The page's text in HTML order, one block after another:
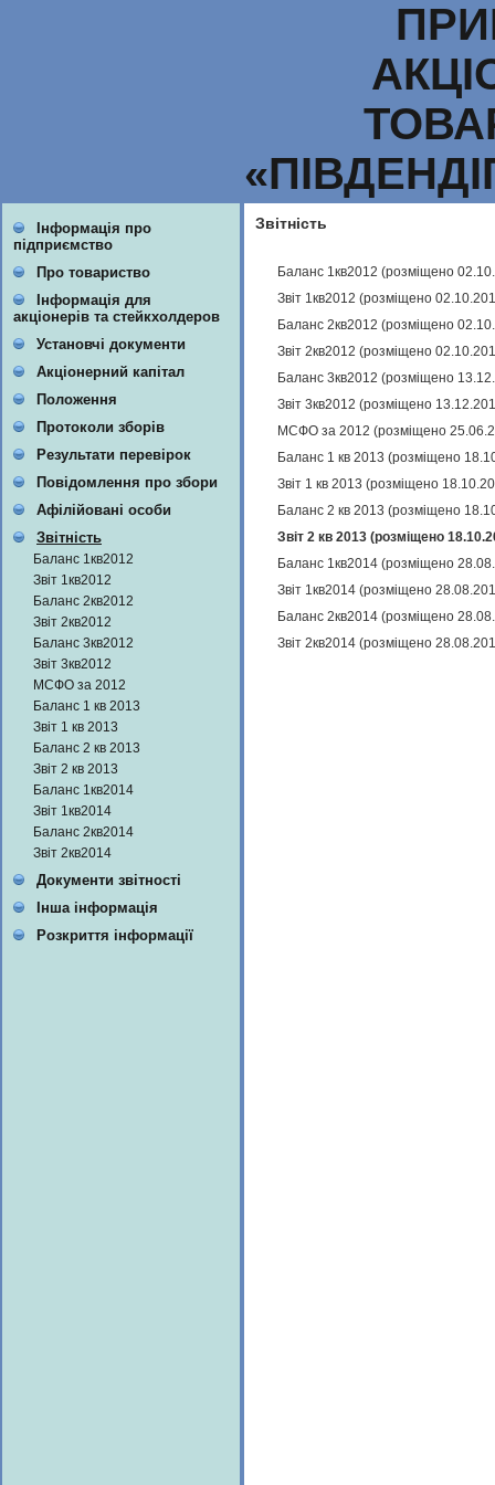
Інформація про
підприємство
Про товариство
Інформація для
акціонерів та стейкхолдеров
Установчі документи
Акціонерний капітал
Положення
Протоколи зборів
Результати перевірок
Повідомлення про збори
Афілійовані особи
Звітність
Баланс 1кв2012
Звіт 1кв2012
Баланс 2кв2012
Звіт 2кв2012
Баланс 3кв2012
Звіт 3кв2012
МСФО за 2012
Баланс 1 кв 2013
Звіт 1 кв 2013
Баланс 2 кв 2013
Звіт 2 кв 2013
Баланс 1кв2014
Звіт 1кв2014
Баланс 2кв2014
Звіт 2кв2014
Документи звітності
Інша інформація
Розкриття інформації
Звітність
Баланс 1кв2012 (розміщено
Звіт 1кв2012 (розміщено
Баланс 2кв2012 (розміщено
Звіт 2кв2012 (розміщено
Баланс 3кв2012 (розміщено
Звіт 3кв2012 (розміщено
МСФО за 2012 (розміщено
Баланс 1 кв 2013 (розміщено
Звіт 1 кв 2013 (розміщено
Баланс 2 кв 2013 (розміщено
Звіт 2 кв 2013 (розміщено
Баланс 1кв2014 (розміщено
Звіт 1кв2014 (розміщено
Баланс 2кв2014 (розміщено
Звіт 2кв2014 (розміщено